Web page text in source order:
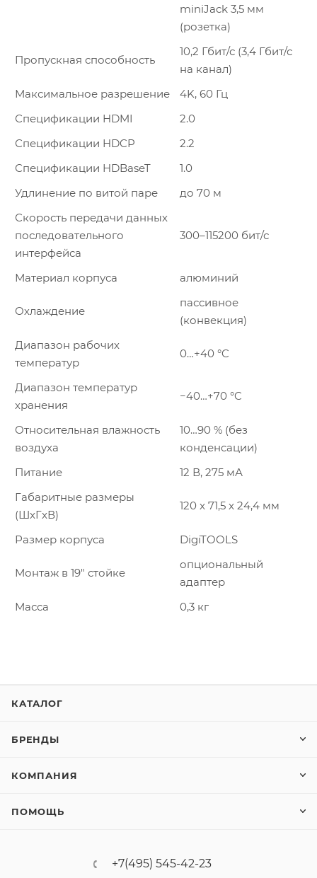
miniJack 3,5 мм
(розетка)
Пропускная способность
10,2 Гбит/с (3,4 Гбит/с
на канал)
Максимальное разрешение
4K, 60 Гц
Спецификации HDMI
2.0
Спецификации HDCP
2.2
Спецификации HDBaseT
1.0
Удлинение по витой паре
до 70 м
Скорость передачи данных
последовательного
интерфейса
300–115200 бит/с
Материал корпуса алюминий
Охлаждение
пассивное
(конвекция)
Диапазон рабочих
температур
0…+40 °C
Диапазон температур
хранения
−40…+70 °C
Относительная влажность
воздуха
10…90 % (без
конденсации)
Питание
12 В, 275 мА
Габаритные размеры
(ШxГxВ)
120 x 71,5 x 24,4 мм
Размер корпуса DigiTOOLS
Монтаж в 19″ стойкe
опциональный
адаптер
Масса
0,3 кг
КАТАЛОГ
БРЕНДЫ
КОМПАНИЯ
ПОМОЩЬ
+7(495) 545-42-23